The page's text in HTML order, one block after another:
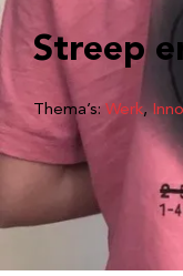
Streep
Thema’s: Werk,